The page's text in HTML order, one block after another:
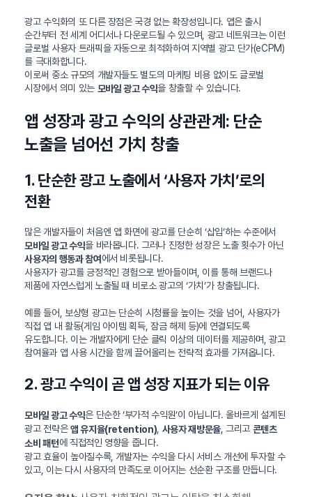
광고 수익화의 또 다른 장점은 국경 없는 확장성입니다. 앱은 출시
순간부터 전 세계 어디서나 다운로드될 수 있으며, 광고 네트워크는 이런
글로벌 사용자 트래픽을 자동으로 최적화하여 지역별 광고 단가(eCPM)
를 극대화합니다.
이로써 중소 규모의 개발자들도 별도의 마케팅 비용 없이도 글로벌
시장에서 의미 있는 모바일 광고 수익을 창출할 수 있습니다.
앱 성장과 광고 수익의 상관관계: 단순
노출을 넘어선 가치 창출
1. 단순한 광고 노출에서 ‘사용자 가치’로의
전환
많은 개발자들이 처음엔 앱 화면에 광고를 단순히 ‘삽입’하는 수준에서
모바일 광고 수익을 바라봅니다. 그러나 진정한 성장은 노출 횟수가 아닌
사용자의 행동과 참여 에서 비롯됩니다.
사용자가 광고를 긍정적인 경험으로 받아들이며, 이를 통해 브랜드나
제품에 자연스럽게 노출될 때 비로소 광고의 ‘가치’가 창출됩니다.
예를 들어, 보상형 광고는 단순히 시청률을 높이는 것을 넘어, 사용자가
직접 앱 내 활동(게임 아이템 획득, 잠금 해제 등)에 연결되도록
유도합니다. 이는 개발자에게 단순 클릭 이상의 데이터를 제공하며, 광고
참여율과 앱 사용 시간을 함께 끌어올리는 전략적 효과를 가져옵니다.
2. 광고 수익이 곧 앱 성장 지표가 되는 이유
모바일 광고 수익은 단순한 ‘부가적 수익원’이 아닙니다. 올바르게 설계된
광고 전략은앱 유지율(retention) 사용자 재방문율, 그리고 콘텐츠
소비 패턴에 직접적인 영향을 줍니다.
광고 효율이 높아질수록, 개발자는 수익을 다시 서비스 개선에 투자할 수
있고, 이는 다시 사용자의 만족도로 이어지는 선순환 구조를 만듭니다.